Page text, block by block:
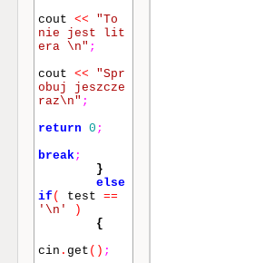
cout <<
"To
nie jest lit
era \n" ;
cout <<
"Spr
obuj jeszcze
raz\n" ;
return 0 ;
break;
}
else
if ( test ==
'\n'
)
{
cin . get () ;